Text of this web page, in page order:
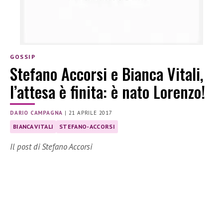
GOSSIP
Stefano Accorsi e Bianca Vitali,
l’attesa è finita: è nato Lorenzo!
DARIO CAMPAGNA | 21 APRILE 2017
BIANCA VITALI STEFANO-ACCORSI
Il post di Stefano Accorsi